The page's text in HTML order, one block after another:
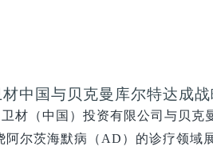
材中国与贝克曼库尔特达成
卫材（中国）投资有限公司与贝
阿尔茨海默病（AD）的诊疗领域